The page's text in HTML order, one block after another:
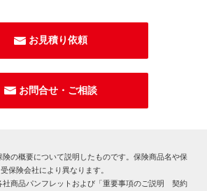
お見積り依頼
お問合せ・ご相談
険の概要について説明したものです。保険商品名や保
保険会社により異なります。
社商品パンフレットおよび「重要事項のご説明 契約